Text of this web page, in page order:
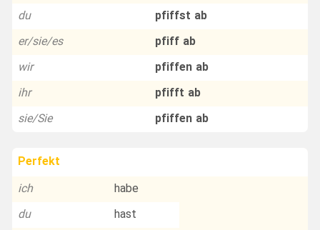
du
pfiffst ab
er/sie/es
pfiff ab
wir
pfiffen ab
ihr
pfifft ab
sie/Sie
pfiffen ab
Perfekt
ich
habe
du
hast